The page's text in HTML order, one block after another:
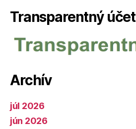
Transparentný účet
Archív
júl 2026
jún 2026